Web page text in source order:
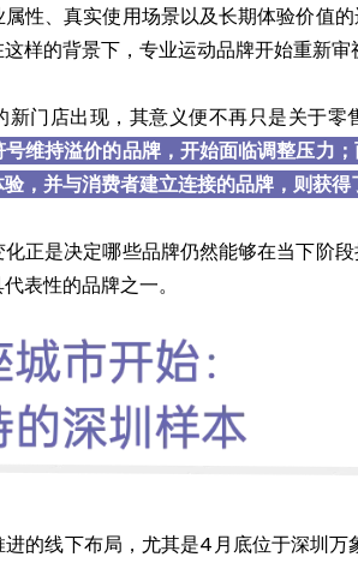
性、真实使用场景以及长期体验价值
样的背景下，专业运动品牌开始重新审
新门店出现，其意义便不再只是关于零
维持溢价的品牌，开始面临调整压力
，并与消费者建立连接的品牌，则获得
正是决定哪些品牌仍然能够在当下阶
表性的品牌之一。
的线下布局，尤其是4月底位于深圳万